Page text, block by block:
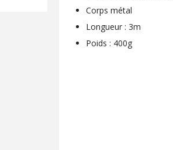
Corps métal
Longueur : 3m
Poids : 400g